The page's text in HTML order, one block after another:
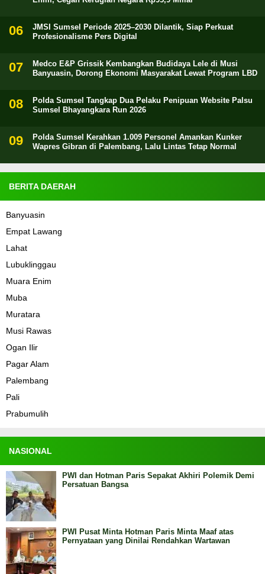
JMSI Sumsel Periode 2025–2030 Dilantik, Siap Perkuat
Profesionalisme Pers Digital
Medco E&P Grissik Kembangkan Budidaya Lele di Musi
Banyuasin, Dorong Ekonomi Masyarakat Lewat Program LBD
Polda Sumsel Tangkap Dua Pelaku Penipuan Website Palsu
Sumsel Bhayangkara Run 2026
Polda Sumsel Kerahkan 1.009 Personel Amankan Kunker
Wapres Gibran di Palembang, Lalu Lintas Tetap Normal
BERITA DAERAH
Banyuasin
Empat Lawang
Lahat
Lubuklinggau
Muara Enim
Muba
Muratara
Musi Rawas
Ogan Ilir
Pagar Alam
Palembang
Pali
Prabumulih
NASIONAL
PWI dan Hotman Paris Sepakat Akhiri Polemik Demi
Persatuan Bangsa
PWI Pusat Minta Hotman Paris Minta Maaf atas
Pernyataan yang Dinilai Rendahkan Wartawan